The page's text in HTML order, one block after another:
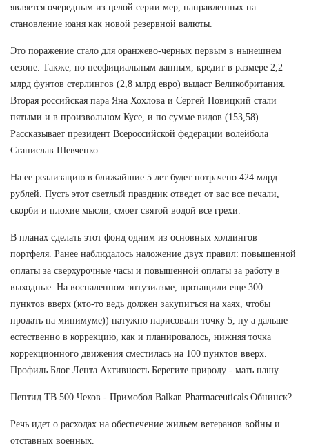
является очередным из целой серии мер, направленных на
становление юаня как новой резервной валюты.
Это поражение стало для оранжево-черных первым в нынешнем
сезоне. Также, по неофициальным данным, кредит в размере 2,2
млрд фунтов стерлингов (2,8 млрд евро) выдаст Великобритания.
Вторая российская пара Яна Хохлова и Сергей Новицкий стали
пятыми и в произвольном Кусе, и по сумме видов (153,58).
Рассказывает президент Всероссийской федерации волейбола
Станислав Шевченко.
На ее реализацию в ближайшие 5 лет будет потрачено 424 млрд
рублей. Пусть этот светлый праздник отведет от вас все печали,
скорби и плохие мысли, смоет святой водой все грехи.
В планах сделать этот фонд одним из основных холдингов
портфеля. Ранее наблюдалось наложение двух правил: повышенной
оплаты за сверхурочные часы и повышенной оплаты за работу в
выходные. На воспаленном энтузиазме, протащили еще 300
пунктов вверх (кто-то ведь должен закупитъся на хаях, чтобы
продать на минимуме)) натужно нарисовали точку 5, ну а дальше
естественно в коррекцию, как и планировалось, нижняя точка
коррекционного движения сместилась на 100 пунктов вверх.
Профиль Блог Лента Активность Берегите природу - мать нашу.
Пептид TB 500 Чехов - Примобол Balkan Pharmaceuticals Обнинск?
Речь идет о расходах на обеспечение жильем ветеранов войны и
отставных военных.